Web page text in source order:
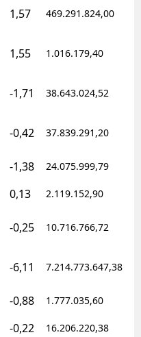
1,57 469.291.824,00
1,55 1.016.179,40
-1,71 38.643.024,52
-0,42 37.839.291,20
-1,38 24.075.999,79
0,13 2.119.152,90
-0,25 10.716.766,72
-6,11 7.214.773.647,38
-0,88 1.777.035,60
-0,22 16.206.220,38